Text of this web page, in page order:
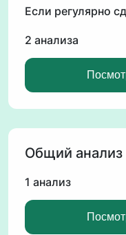
Если регулярно
2 анализа
Общий
1 анализ